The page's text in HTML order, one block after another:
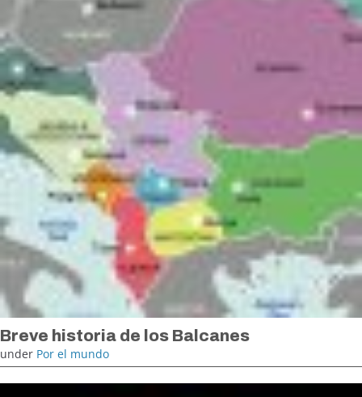
Breve historia de los Balcanes
under Por el mundo